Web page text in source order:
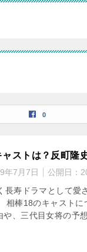
0
ストは？反町隆
年7月7日 公開日：
長寿ドラマとして愛
相棒18のキャスト
や、三代目女将の予